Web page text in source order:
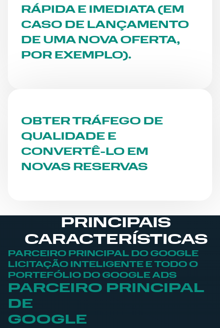
RÁPIDA E IMEDIATA (EM
CASO DE LANÇAMENTO
DE UMA NOVA OFERTA,
POR EXEMPLO).
OBTER TRÁFEGO DE
QUALIDADE E
CONVERTÊ-LO EM
NOVAS RESERVAS
PRINCIPAIS
CARACTERÍSTICAS
PARCEIRO PRINCIPAL DO GOOGLE
LICITAÇÃO INTELIGENTE E TODO O
PORTEFÓLIO DO GOOGLE ADS
PARCEIRO PRINCIPAL
DE
GOOGLE